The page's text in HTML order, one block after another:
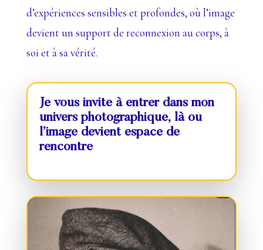
d’expériences sensibles et profondes, où l’image
devient un support de reconnexion au corps, à
soi et à sa vérité.
Je vous invite à entrer dans mon
univers photographique, là où
l’image devient espace de
rencontre